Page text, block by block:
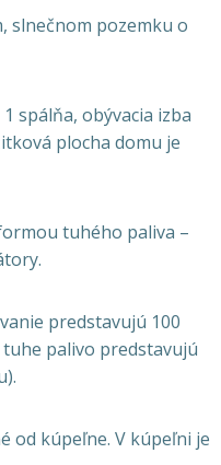
slnečnom pozemku o
spálňa, obývacia izba
plocha domu je
tuhého paliva –
predstavujú 100
tuhe palivo predstavujú
od kúpeľne. V kúpeľni je